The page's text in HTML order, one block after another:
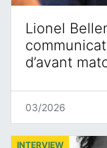
Lionel
d’avant
03/2026
INTERVIEW